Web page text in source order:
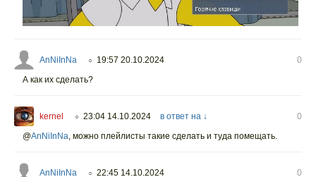
AnNiInNa ○ 19:57 20.10.2024
0
А как их сделать?
kernel ○ 23:04 14.10.2024 в ответ на ↓
0
@AnNiInNa, можно плейлисты такие сделать и туда помещать.
AnNiInNa ○ 22:45 14.10.2024
0